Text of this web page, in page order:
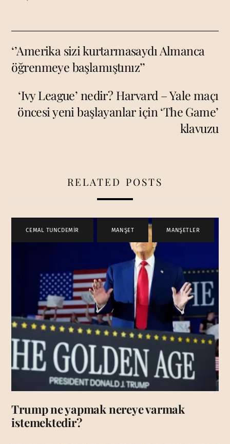
‘’Amerika sizi kurtarmasaydı Almanca
öğrenmeye başlamıştınız’’
‘Ivy League’ nedir? Harvard – Yale maçı
öncesi yeni başlayanlar için ‘The Game’
klavuzu
RELATED POSTS
CEMAL TUNCDEMİR MANŞET , MANŞETLER
Trump ne yapmak nereye varmak
istemektedir?